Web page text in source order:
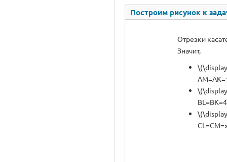
Построим рисунок к
Отрезки
Значит,